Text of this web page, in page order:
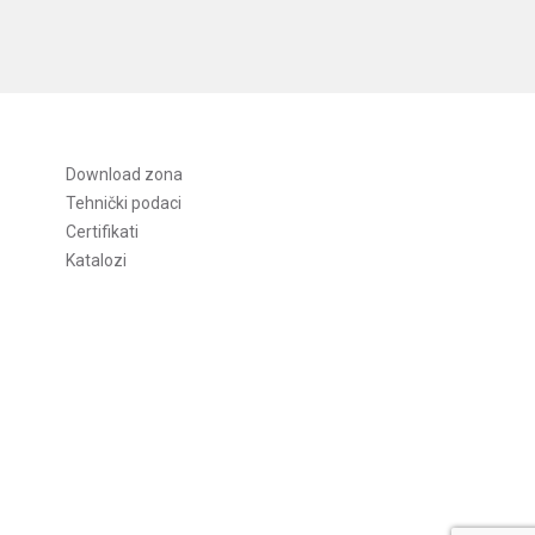
Download zona
Tehnički podaci
Certifikati
Katalozi